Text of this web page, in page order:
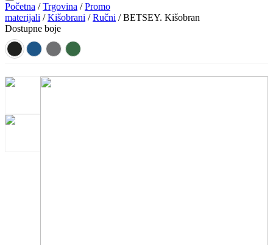
Početna /Trgovina /Promo
materijali /Kišobrani /Ručni / BETSEY. Kišobran
Dostupne boje